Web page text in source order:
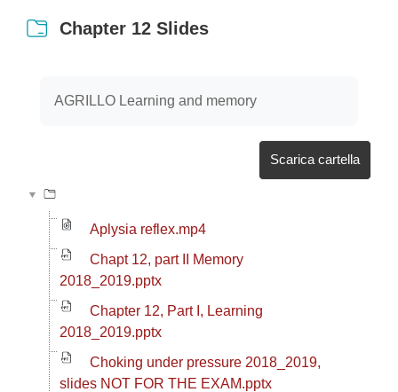
Chapter 12 Slides
AGRILLO Learning and memory
Scarica cartella
Aplysia reflex.mp4
Chapt 12, part II Memory
2018_2019.pptx
Chapter 12, Part I, Learning
2018_2019.pptx
Choking under pressure 2018_2019,
slides NOT FOR THE EXAM.pptx